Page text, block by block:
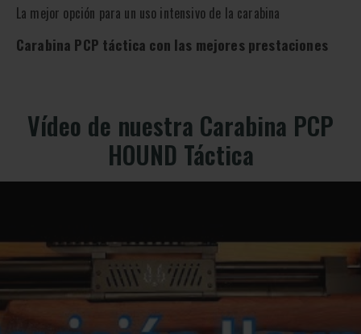
La mejor opción para un uso intensivo de la carabina
Carabina PCP táctica con las mejores prestaciones
Vídeo de nuestra Carabina PCP
HOUND Táctica